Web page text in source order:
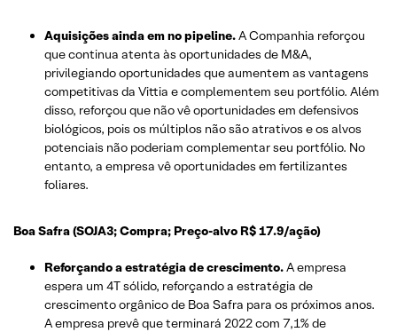
Aquisições ainda em no pipeline.A Companhia reforçou
que continua atenta às oportunidades de M&A,
privilegiando oportunidades que aumentem as vantagens
competitivas da Vittia e complementem seu portfólio. Além
disso, reforçou que não vê oportunidades em defensivos
biológicos, pois os múltiplos não são atrativos e os alvos
potenciais não poderiam complementar seu portfólio. No
entanto, a empresa vê oportunidades em fertilizantes
foliares.
Boa Safra (SOJA3; Compra; Preço-alvo R$ 17.9/ação)
Reforçando a estratégia de crescimento.A empresa
espera um 4T sólido, reforçando a estratégia de
crescimento orgânico de Boa Safra para os próximos anos.
A empresa prevê que terminará 2022 com 7,1% de